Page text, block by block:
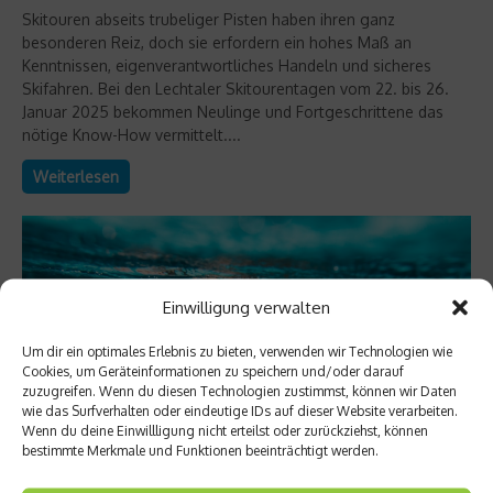
Einwilligung verwalten
Um dir ein optimales Erlebnis zu bieten, verwenden wir Technologien wie
Cookies, um Geräteinformationen zu speichern und/oder darauf
zuzugreifen. Wenn du diesen Technologien zustimmst, können wir Daten
wie das Surfverhalten oder eindeutige IDs auf dieser Website verarbeiten.
Wenn du deine Einwillligung nicht erteilst oder zurückziehst, können
bestimmte Merkmale und Funktionen beeinträchtigt werden.
Skitouren abseits trubeliger Pisten haben ihren ganz
besonderen Reiz, doch sie erfordern ein hohes Maß an
Kenntnissen, eigenverantwortliches Handeln und sicheres
Skifahren. Bei den Lechtaler Skitourentagen vom 22. bis 26.
Januar 2025 bekommen Neulinge und Fortgeschrittene das
nötige Know-How vermittelt....
Weiterlesen